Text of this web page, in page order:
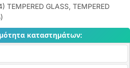
TEMPERED GLASS, TEMPERED
καταστημάτων: